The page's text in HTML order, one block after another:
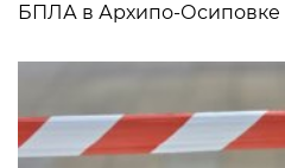
БПЛА в Архипо-Осиповке